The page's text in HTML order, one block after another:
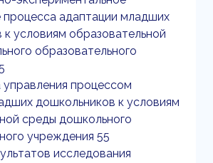
процесса адаптации младших
условиям образовательной
образовательного
управления процессом
дошкольников к условиям
среды дошкольного
учреждения 55
исследования